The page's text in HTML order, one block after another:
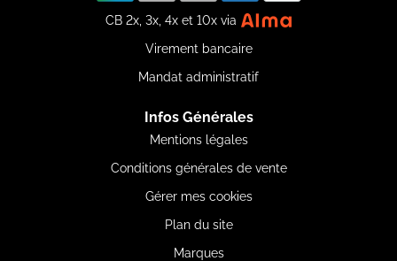
CB 2x, 3x, 4x et 10x via
Virement bancaire
Mandat administratif
Infos Générales
Mentions légales
Conditions générales de vente
Gérer mes cookies
Plan du site
Marques